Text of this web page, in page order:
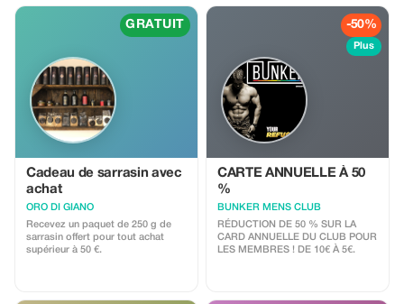
GRATUIT
Cadeau de sarrasin avec
achat
ORO DI GIANO
Recevez un paquet de 250 g de
sarrasin offert pour tout achat
supérieur à 50 €.
-50%
Plus
CARTE ANNUELLE À 50
%
BUNKER MENS CLUB
RÉDUCTION DE 50 % SUR LA
CARD ANNUELLE DU CLUB POUR
LES MEMBRES ! DE 10€ À 5€.